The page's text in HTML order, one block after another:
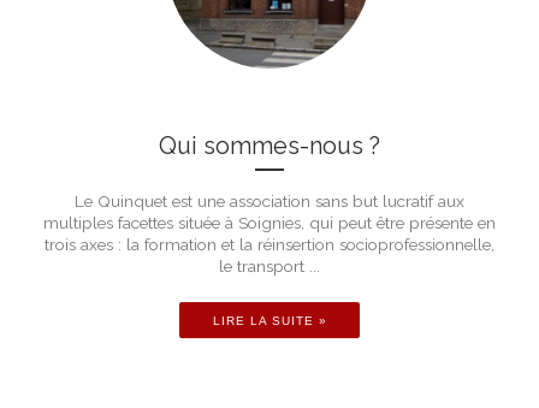
Qui sommes-nous ?
Le Quinquet est une association sans but lucratif aux
multiples facettes située à Soignies, qui peut être présente en
trois axes : la formation et la réinsertion socioprofessionnelle,
le transport ...
LIRE LA SUITE »